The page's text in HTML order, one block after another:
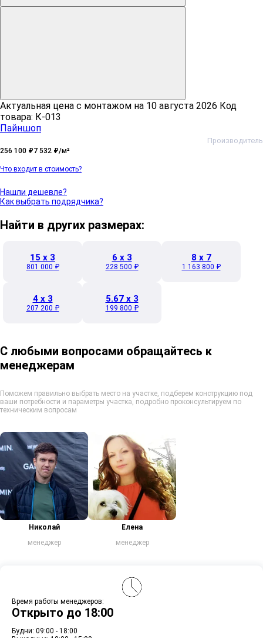
Актуальная цена c монтажом на 10 августа 2026 Код
товара: К-013
Пайншоп
Производитель
256 100 ₽7 532 ₽/м²
Что входит в стоимость?
Нашли дешевле?
Как выбрать подрядчика?
Найти в других размерах:
15 x 3
801 000 ₽
6 x 3
228 500 ₽
8 x 7
1 163 800 ₽
4 x 3
207 200 ₽
5.67 x 3
199 800 ₽
С любыми вопросами обращайтесь к
менеджерам
Поможем правильно выбрать место на участке, подберем конструкцию под
ваши потребности и параметры участка, подробно проконсультируем по
техническим вопросам
Николай
менеджер
Елена
менеджер
Время работы менеджеров:
Открыто до 18:00
Будни: 09:00 - 18:00